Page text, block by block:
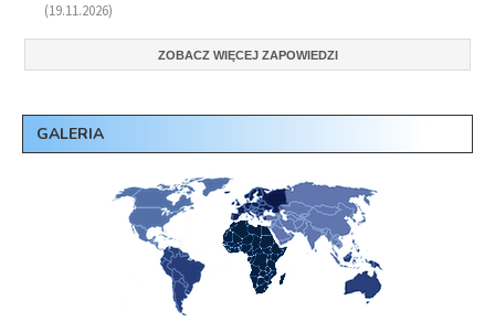
(19.11.2026)
ZOBACZ WIĘCEJ ZAPOWIEDZI
GALERIA